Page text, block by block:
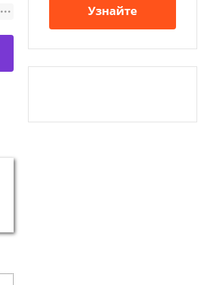
Узнайте